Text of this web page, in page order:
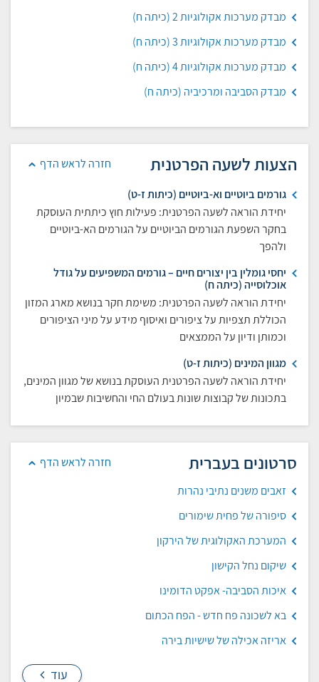
מבדק מערכות אקולוגיות 2 (כיתה ח)
מבדק מערכות אקולוגיות 3 (כיתה ח)
מבדק מערכות אקולוגיות 4 (כיתה ח)
מבדק הסביבה ומרכיביה (כיתה ח)
חזרה לראש הדף הצעות לשעה הפרטנית
גורמים ביוטיים וא-ביוטיים (כיתות ז-ט)
יחידת הוראה לשעה הפרטנית: פעילות חוץ כיתתית העוסקת
בחקר השפעת הגורמים הביוטיים על הגורמים הא-ביוטיים
ולהפך
יחסי גומלין בין יצורים חיים – גורמים המשפיעים על גודל
אוכלוסייה (כיתה ח)
יחידת הוראה לשעה הפרטנית: משימת חקר בנושא מארג המזון
הכוללת תצפיות על ציפורים ואיסוף מידע על מיני הציפורים
וכמותן ודיון על הממצאים
מגוון המינים (כיתות ז-ט)
יחידת הוראה לשעה הפרטנית העוסקת בנושא של מגוון המינים,
בתכונות של קבוצות שונות בעולם החי והחשיבות שבמיון
חזרה לראש הדף סרטונים בעברית
זאבים משנים נתיבי נהרות
סיפורה של פחית שימורים
המערכת האקולוגית של הירקון
שיקום נחל הקישון
איכות הסביבה- אפקט הדומינו
בא לשכונה פח חדש - הפח הכתום
אריזה אכילה של שישיות בירה
עוד